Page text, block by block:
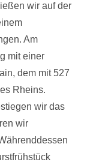
wir auf der
Am
mit einer
dem mit 527
Rheins.
wir das
wir